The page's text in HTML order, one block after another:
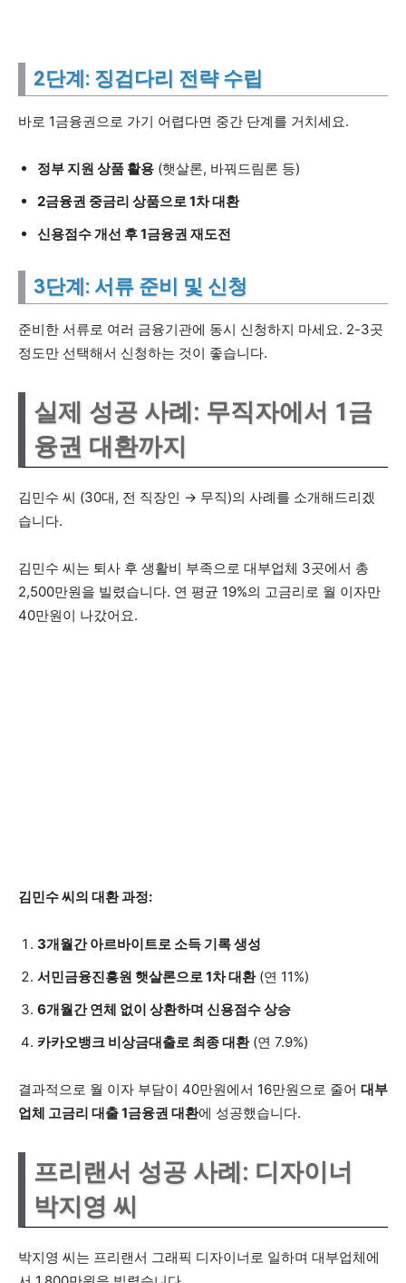
2단계: 징검다리 전략 수립
바로 1금융권으로 가기 어렵다면 중간 단계를 거치세요.
정부 지원 상품 활용 (햇살론, 바꿔드림론 등)
2금융권 중금리 상품으로 1차 대환
신용점수 개선 후 1금융권 재도전
3단계: 서류 준비 및 신청
준비한 서류로 여러 금융기관에 동시 신청하지 마세요. 2-3곳
정도만 선택해서 신청하는 것이 좋습니다.
실제 성공 사례: 무직자에서 1금
융권 대환까지
김민수 씨 (30대, 전 직장인 → 무직)의 사례를 소개해드리겠
습니다.
김민수 씨는 퇴사 후 생활비 부족으로 대부업체 3곳에서 총
2,500만원을 빌렸습니다. 연 평균 19%의 고금리로 월 이자만
40만원이 나갔어요.
김민수 씨의 대환 과정:
3개월간 아르바이트로 소득 기록 생성
서민금융진흥원 햇살론으로 1차 대환(연 11%)
6개월간 연체 없이 상환하며 신용점수 상승
카카오뱅크 비상금대출로 최종 대환(연 7.9%)
결과적으로 월 이자 부담이 40만원에서 16만원으로 줄어 대부
업체 고금리 대출 1금융권 대환에 성공했습니다.
프리랜서 성공 사례: 디자이너
박지영 씨
박지영 씨는 프리랜서 그래픽 디자이너로 일하며 대부업체에